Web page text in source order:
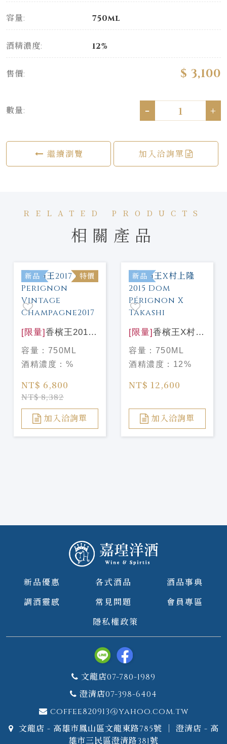
容量: 750ml
酒精濃度: 12%
售價: $ 3,100
數量: - +
繼續瀏覽 加入洽詢單
RELATED PRODUCTS
相關產品
新品 特價
[限量] 香檳王2017
Dom Perignon
Vintage
Champagne2017
容量： 750ML
酒精濃度： %
NT$ 6,800
NT$ 8,382
加入洽詢單
新品
[限量] 香檳王X村上
隆 2015 Dom
Pérignon X
Takashi
容量： 750ML
酒精濃度： 12%
NT$ 12,600
加入洽詢單
新品優惠 各式酒品
酒品事典
調酒靈感
常見問題
會員專區
隱私權政策
文龍店07-780-1989
澄清店07-398-6404
coffee820913@yahoo.com.tw
文龍店 - 高雄市鳳山區文龍東路785號 ｜ 澄清店 - 高
雄市三民區澄清路381號